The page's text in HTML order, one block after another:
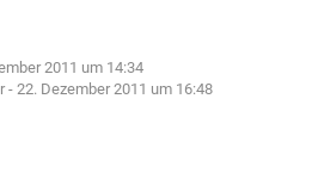
HARDWARE
INSTAGRAM
IOS
2011 um 14:34
- 22. Dezember 2011 um 16:48